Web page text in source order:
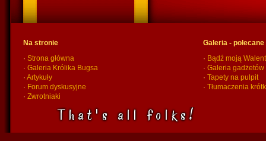
Na stronie
· Strona główna
· Galeria Królika Bugsa
· Artykuły
· Forum dyskusyjne
· Zwrotniaki
Galeria -
· Bądź moją
·Galeria
·Tapety na pulpit
·Tłumaczenia